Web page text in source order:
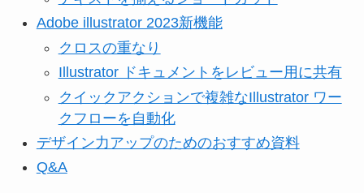
Adobe illustrator 2023新機能
クロスの重なり
Illustrator ドキュメントをレビュー用に共有
クイックアクションで複雑なIllustrator ワー
クフローを自動化
デザイン力アップのためのおすすめ資料
Q&A